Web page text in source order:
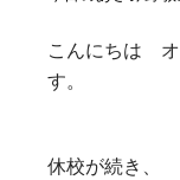
こんにちは オ
す。
休校が続き、